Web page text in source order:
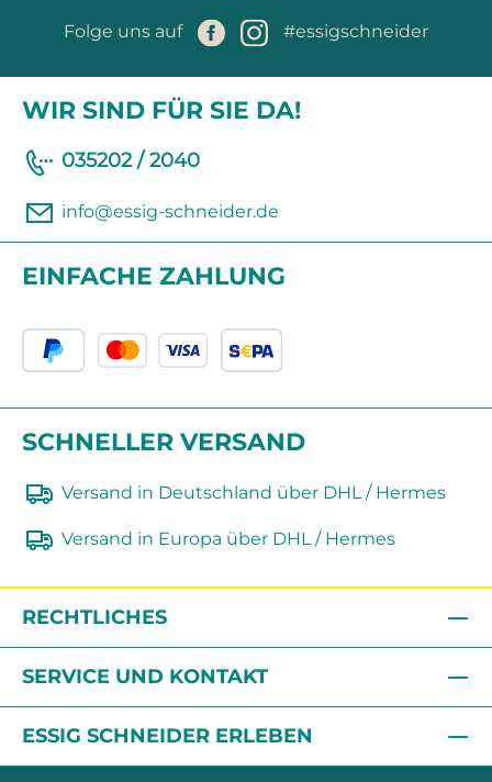
Folge uns auf #essigschneider
WIR SIND FÜR SIE DA!
035202 / 2040
info@essig-schneider.de
EINFACHE ZAHLUNG
SCHNELLER VERSAND
Versand in Deutschland über DHL / Hermes
Versand in Europa über DHL / Hermes
RECHTLICHES
SERVICE UND KONTAKT
ESSIG SCHNEIDER ERLEBEN